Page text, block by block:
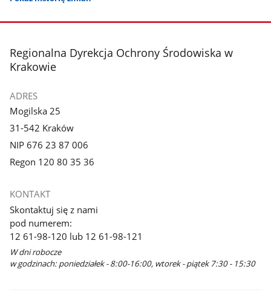
stopka
Regionalna Dyrekcja Ochrony Środowiska w
Krakowie
ADRES
Mogilska 25
31-542 Kraków
NIP 676 23 87 006
Regon 120 80 35 36
KONTAKT
Skontaktuj się z nami
pod numerem:
12 61-98-120 lub 12 61-98-121
W dni robocze
w godzinach: poniedziałek - 8:00-16:00, wtorek - piątek 7:30 - 15:30